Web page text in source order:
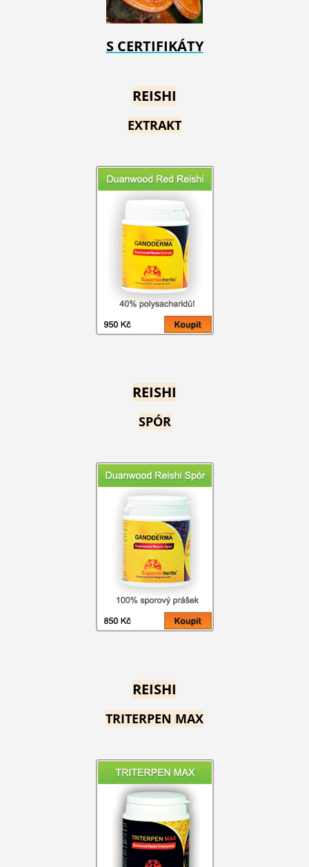
S CERTIFIKÁTY
REISHI
EXTRAKT
REISHI
SPÓR
REISHI
TRITERPEN MAX